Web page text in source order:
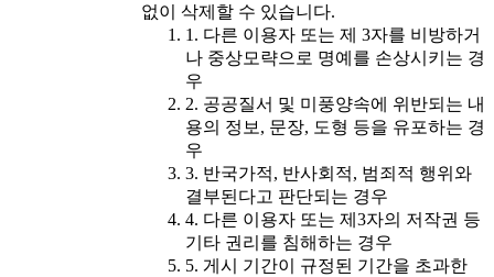
없이 삭제할 수 있습니다.
1. 다른 이용자 또는 제 3자를 비방하거
나 중상모략으로 명예를 손상시키는 경
우
2. 공공질서 및 미풍양속에 위반되는 내
용의 정보, 문장, 도형 등을 유포하는 경
우
3. 반국가적, 반사회적, 범죄적 행위와
결부된다고 판단되는 경우
4. 다른 이용자 또는 제3자의 저작권 등
기타 권리를 침해하는 경우
5. 게시 기간이 규정된 기간을 초과한